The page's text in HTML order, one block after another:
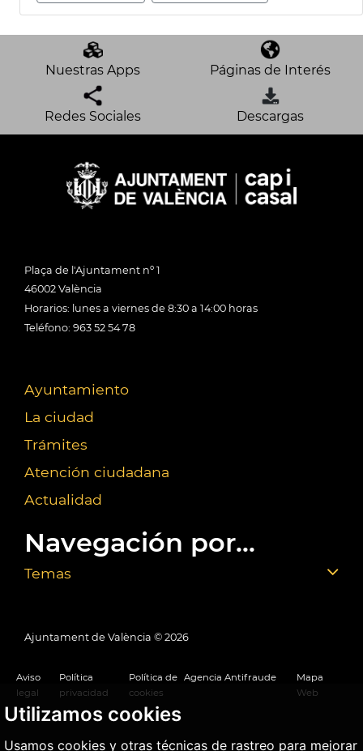
Utilizamos cookies
Usamos cookies y otras técnicas de rastreo para mejorar
Nuestras Apps Páginas de Interés
Redes Sociales Descargas
Plaça de l'Ajuntament nº 1
46002 València
Horarios: lunes a viernes de 8:30 a 14:00 horas
Teléfono: 963 52 54 78
Ayuntamiento
La ciudad
Trámites
Atención ciudadana
Actualidad
Navegación por...
Temas
Ajuntament de València © 2026
Aviso
legal
Política
privacidad
Política de
cookies
Agencia Antifraude
Mapa
Web